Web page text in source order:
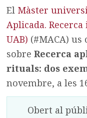
El Màster
Aplicada.
UAB) (#MACA)
sobreRecerca
rituals: dos
novembre, a les
Obert al